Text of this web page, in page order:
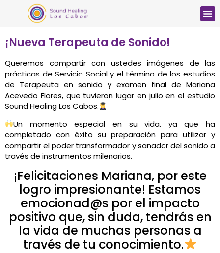
¡Nueva Terapeuta de Sonido!
Queremos compartir con ustedes imágenes de las
prácticas de Servicio Social y el término de los estudios
de Terapeuta en sonido y examen final de Mariana
Acevedo Flores, que tuvieron lugar en julio en el estudio
Sound Healing Los Cabos.
Un momento especial en su vida, ya que ha
completado con éxito su preparación para utilizar y
compartir el poder transformador y sanador del sonido a
través de instrumentos milenarios.
¡Felicitaciones Mariana, por este
logro impresionante! Estamos
emocionad@s por el impacto
positivo que, sin duda, tendrás en
la vida de muchas personas a
través de tu conocimiento.